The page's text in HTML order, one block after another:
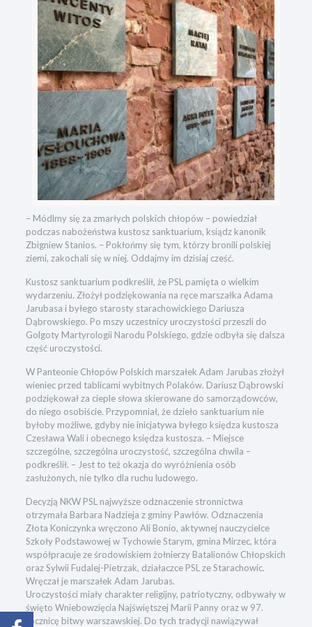
– Módlmy się za zmarłych polskich chłopów – powiedział
podczas nabożeństwa kustosz sanktuarium, ksiądz kanonik
Zbigniew Stanios. – Pokłońmy się tym, którzy bronili polskiej
ziemi, zakochali się w niej. Oddajmy im dzisiaj cześć.
Kustosz sanktuarium podkreślił, że PSL pamięta o wielkim
wydarzeniu. Złożył podziękowania na ręce marszałka Adama
Jarubasa i byłego starosty starachowickiego Dariusza
Dąbrowskiego. Po mszy uczestnicy uroczystości przeszli do
Golgoty Martyrologii Narodu Polskiego, gdzie odbyła się dalsza
część uroczystości.
W Panteonie Chłopów Polskich marszałek Adam Jarubas złożył
wieniec przed tablicami wybitnych Polaków. Dariusz Dąbrowski
podziękował za cieple słowa skierowane do samorządowców,
do niego osobiście. Przypomniał, że dzieło sanktuarium nie
byłoby możliwe, gdyby nie inicjatywa byłego księdza kustosza
Czesława Wali i obecnego księdza kustosza. – Miejsce
szczególne, szczególna uroczystość, szczególna chwila –
podkreślił. – Jest to też okazja do wyróżnienia osób
zasłużonych, nie tylko dla ruchu ludowego.
Decyzją NKW PSL najwyższe odznaczenie stronnictwa
otrzymała Barbara Nadzieja z gminy Pawłów. Odznaczenia
Złota Koniczynka wręczono Ali Bonio, aktywnej nauczycielce
Szkoły Podstawowej w Tychowie Starym, gmina Mirzec, która
współpracuje ze środowiskiem żołnierzy Batalionów Chłopskich
oraz Sylwii Fudalej-Pietrzak, działaczce PSL ze Starachowic.
Wręczał je marszałek Adam Jarubas.
Uroczystości miały charakter religijny, patriotyczny, odbywały w
święto Wniebowzięcia Najświętszej Marii Panny oraz w 97.
rocznicę bitwy warszawskiej. Do tych tradycji nawiązywał